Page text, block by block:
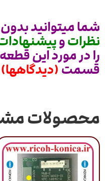
شما میتوانید
نظراتو
را در مورد این
قسمت(دیدگاهها)
محصولات